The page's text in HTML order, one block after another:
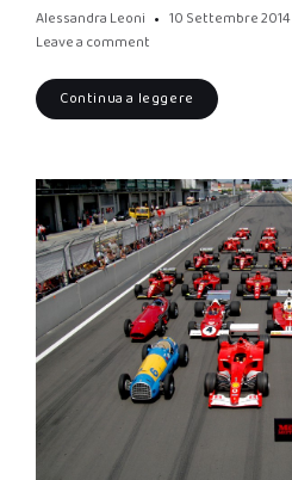
Alessandra Leoni 10 Settembre 2014
Leave a comment
Continua a leggere